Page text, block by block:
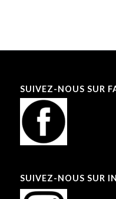
SUIVEZ-NOUS SUR
SUIVEZ-NOUS SUR